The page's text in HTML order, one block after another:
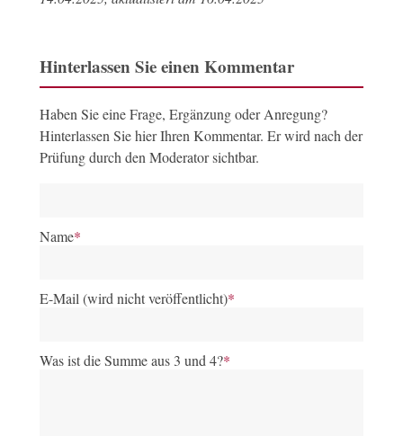
Hinterlassen Sie einen Kommentar
Haben Sie eine Frage, Ergänzung oder Anregung?
Hinterlassen Sie hier Ihren Kommentar. Er wird nach der
Prüfung durch den Moderator sichtbar.
Name*
E-Mail (wird nicht veröffentlicht)*
Was ist die Summe aus 3 und 4?*